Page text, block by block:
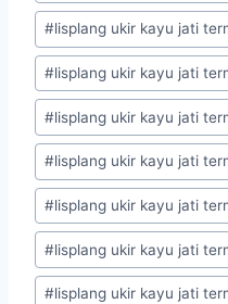
#lisplang ukir kayu jati
#lisplang ukir kayu jati
#lisplang ukir kayu jati
#lisplang ukir kayu jati
#lisplang ukir kayu jati
#lisplang ukir kayu jati
#lisplang ukir kayu jati